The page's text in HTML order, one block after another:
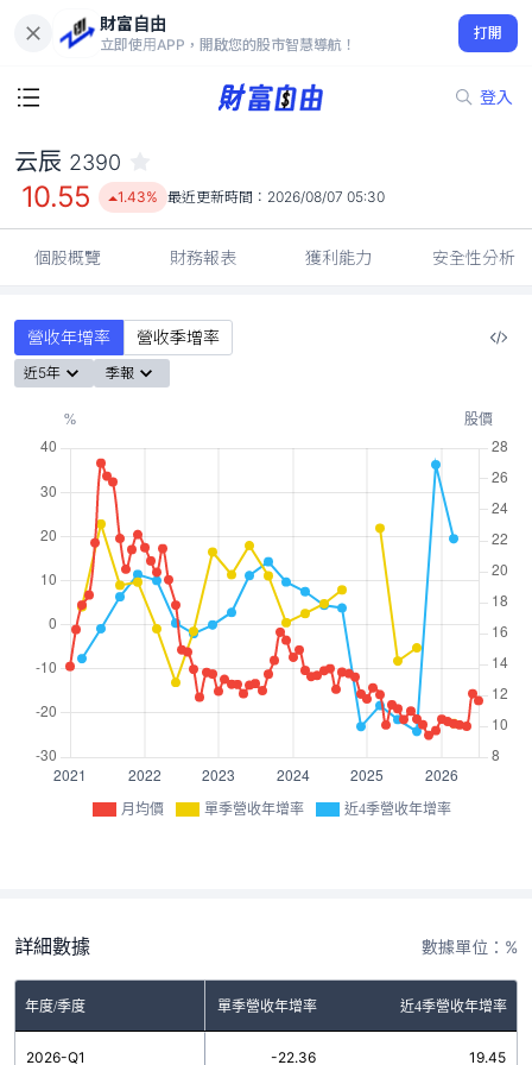
財富自由
立即使用APP，開啟您的股市智慧導航！
打開
登入
10.55
1.43%
云辰 2390
10.55 1.43% 最近更新時間： 2026/08/07 05:30
個股概覽 財務報表 獲利能力 安全性分析
營收年增率 營收季增率
近5年 季報
月均價 單季營收年增率 近4季營收年增率
詳細數據 數據單位：%
年度/季度 單季營收年增率 近4季營收年增率
2026-Q1 -22.36 19.45